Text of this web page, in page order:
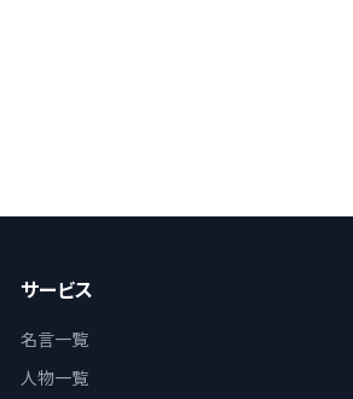
サービス
名言一覧
人物一覧